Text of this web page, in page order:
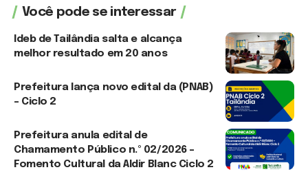
Você pode se interessar
Ideb de Tailândia salta e alcança
melhor resultado em 20 anos
Prefeitura lança novo edital da (PNAB)
– Ciclo 2
Prefeitura anula edital de
Chamamento Público n.º 02/2026 –
Fomento Cultural da Aldir Blanc Ciclo 2